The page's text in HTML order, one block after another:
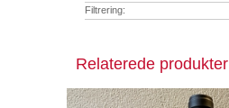
Filtrering:
Relaterede produkter